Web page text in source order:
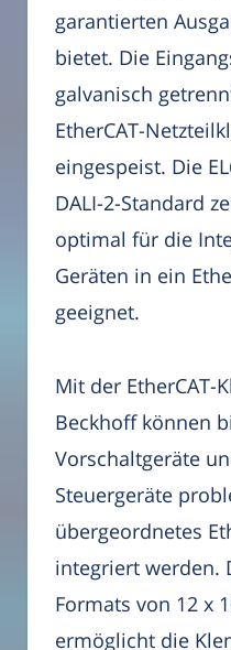
garantierten
bietet. Die
galvanisch
EtherCAT-
eingespeist. Die
DALI-2-Standard
optimal für die
Geräten in ein
geeignet.
Mit der EtherCAT-
Beckhoff können
Vorschaltgeräte
Steuergeräte
übergeordnetes
integriert werden.
Formats von 12 x
ermöglicht die